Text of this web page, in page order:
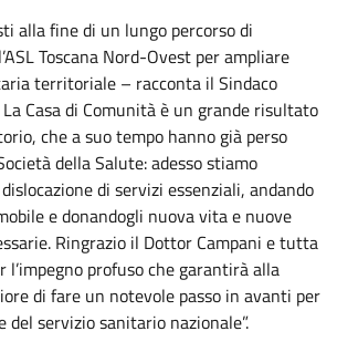
alla fine di un lungo percorso di
Toscana Nord-Ovest per ampliare
territoriale – racconta il Sindaco
Casa di Comunità è un grande risultato
che a suo tempo hanno già perso
della Salute: adesso stiamo
di servizi essenziali, andando
e donandogli nuova vita e nuove
Ringrazio il Dottor Campani e tutta
l’impegno profuso che garantirà alla
di fare un notevole passo in avanti per
del servizio sanitario nazionale”.